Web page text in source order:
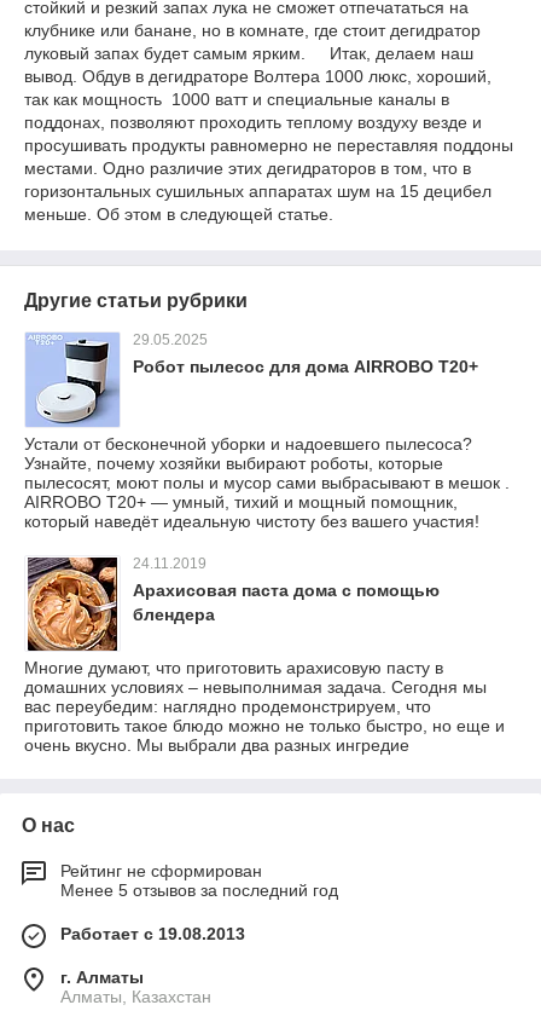
стойкий и резкий запах лука не сможет отпечататься на
клубнике или банане, но в комнате, где стоит дегидратор
луковый запах будет самым ярким. Итак, делаем наш
вывод. Обдув в дегидраторе Волтера 1000 люкс, хороший,
так как мощность 1000 ватт и специальные каналы в
поддонах, позволяют проходить теплому воздуху везде и
просушивать продукты равномерно не переставляя поддоны
местами. Одно различие этих дегидраторов в том, что в
горизонтальных сушильных аппаратах шум на 15 децибел
меньше. Об этом в следующей статье.
Другие статьи рубрики
29.05.2025
Робот пылесос для дома AIRROBO T20+
Устали от бесконечной уборки и надоевшего пылесоса?
Узнайте, почему хозяйки выбирают роботы, которые
пылесосят, моют полы и мусор сами выбрасывают в мешок .
AIRROBO T20+ — умный, тихий и мощный помощник,
который наведёт идеальную чистоту без вашего участия!
24.11.2019
Арахисовая паста дома с помощью
блендера
Многие думают, что приготовить арахисовую пасту в
домашних условиях – невыполнимая задача. Сегодня мы
вас переубедим: наглядно продемонстрируем, что
приготовить такое блюдо можно не только быстро, но еще и
очень вкусно. Мы выбрали два разных ингредие
О нас
Рейтинг не сформирован
Менее 5 отзывов за последний год
Работает с 19.08.2013
г. Алматы
Алматы, Казахстан